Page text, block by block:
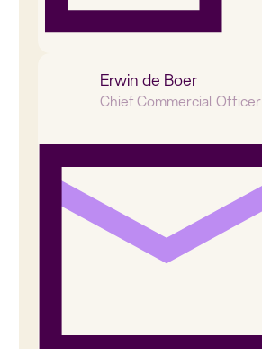
Erwin de Boer
Chief Commercial Officer